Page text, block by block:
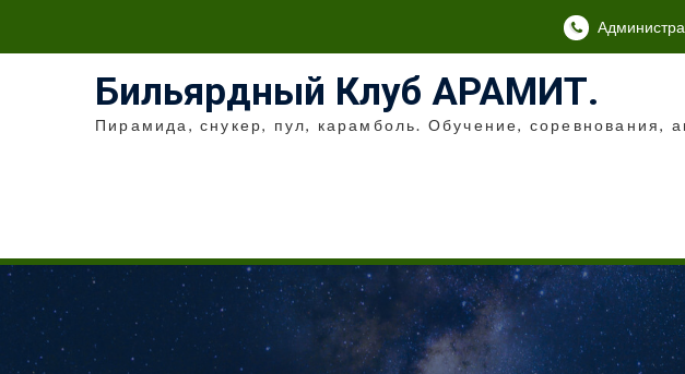
содержимому
Бильярдный Клуб АРАМИТ.
Пирамида, снукер, пул, карамболь. Обучение, соревнования,